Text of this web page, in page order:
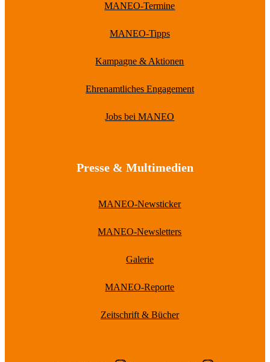
MANEO-Termine
MANEO-Tipps
Kampagne & Aktionen
Ehrenamtliches Engagement
Jobs bei MANEO
Presse & Multimedien
MANEO-Newsticker
MANEO-Newsletters
Galerie
MANEO-Reporte
Zeitschrift & Bücher